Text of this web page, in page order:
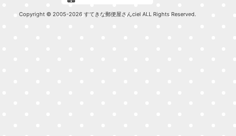
Copyright © 2005-2026 すてきな郵便屋さんciel ALL Rights Reserved.